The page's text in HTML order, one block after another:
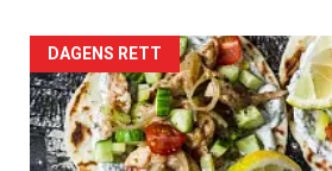
Forsiden
akkurat
nå
DAGENS RETT